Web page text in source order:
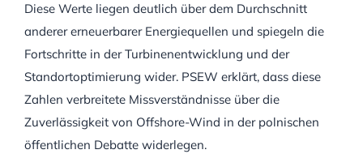
Diese Werte liegen deutlich über dem Durchschnitt
anderer erneuerbarer Energiequellen und spiegeln die
Fortschritte in der Turbinenentwicklung und der
Standortoptimierung wider. PSEW erklärt, dass diese
Zahlen verbreitete Missverständnisse über die
Zuverlässigkeit von Offshore-Wind in der polnischen
öffentlichen Debatte widerlegen.